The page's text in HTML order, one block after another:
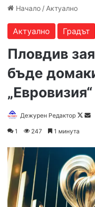
Начало / Актуално
Актуално Градът
Пловдив
бъде
„Евровизия“
Дежурен Редактор
1 247 1 минута